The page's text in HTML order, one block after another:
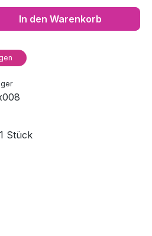
In den Warenkorb
1 Stück